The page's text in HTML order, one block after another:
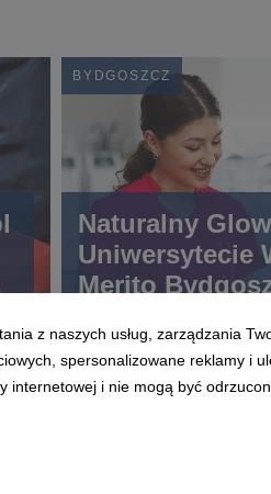
BYDGOSZCZ
Naturalny
Uniwersytecie
Merito
z naszych usług, zarządzania
spersonalizowane reklamy i
i nie mogą być